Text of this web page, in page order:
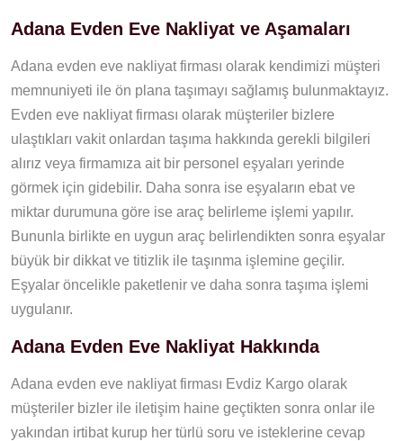
Adana Evden Eve Nakliyat ve Aşamaları
Adana evden eve nakliyat firması olarak kendimizi müşteri
memnuniyeti ile ön plana taşımayı sağlamış bulunmaktayız.
Evden eve nakliyat firması olarak müşteriler bizlere
ulaştıkları vakit onlardan taşıma hakkında gerekli bilgileri
alırız veya firmamıza ait bir personel eşyaları yerinde
görmek için gidebilir. Daha sonra ise eşyaların ebat ve
miktar durumuna göre ise araç belirleme işlemi yapılır.
Bununla birlikte en uygun araç belirlendikten sonra eşyalar
büyük bir dikkat ve titizlik ile taşınma işlemine geçilir.
Eşyalar öncelikle paketlenir ve daha sonra taşıma işlemi
uygulanır.
Adana Evden Eve Nakliyat Hakkında
Adana evden eve nakliyat firması Evdiz Kargo olarak
müşteriler bizler ile iletişim haine geçtikten sonra onlar ile
yakından irtibat kurup her türlü soru ve isteklerine cevap